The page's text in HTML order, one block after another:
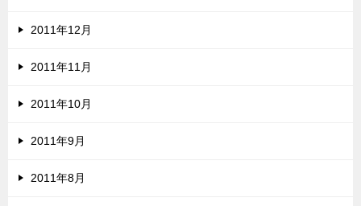
2011年12月
2011年11月
2011年10月
2011年9月
2011年8月